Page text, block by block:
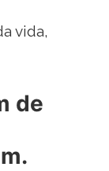
vida,
de